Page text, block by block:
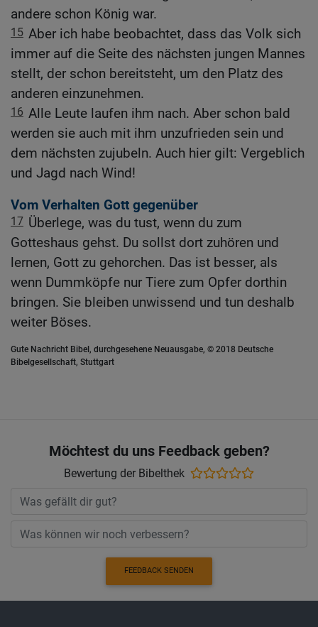
andere schon König war.
15 Aber ich habe beobachtet, dass das Volk sich
immer auf die Seite des nächsten jungen Mannes
stellt, der schon bereitsteht, um den Platz des
anderen einzunehmen.
16 Alle Leute laufen ihm nach. Aber schon bald
werden sie auch mit ihm unzufrieden sein und
dem nächsten zujubeln. Auch hier gilt: Vergeblich
und Jagd nach Wind!
Vom Verhalten Gott gegenüber
17 Überlege, was du tust, wenn du zum
Gotteshaus gehst. Du sollst dort zuhören und
lernen, Gott zu gehorchen. Das ist besser, als
wenn Dummköpfe nur Tiere zum Opfer dorthin
bringen. Sie bleiben unwissend und tun deshalb
weiter Böses.
Gute Nachricht Bibel, durchgesehene Neuausgabe, © 2018 Deutsche
Bibelgesellschaft, Stuttgart
Möchtest du uns Feedback geben?
Bewertung der Bibelthek
FEEDBACK SENDEN